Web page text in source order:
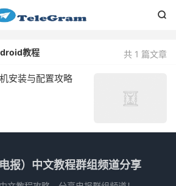

共 1 篇文章
教程
安装与配置攻略
报）中文教程群组频道分享